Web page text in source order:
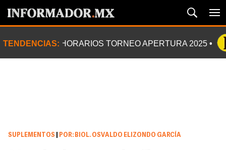
TENDENCIAS: HORARIOS TORNEO APERTURA 2025
SUPLEMENTOS POR: BIOL. OSVALDO ELIZONDO GARCÍA